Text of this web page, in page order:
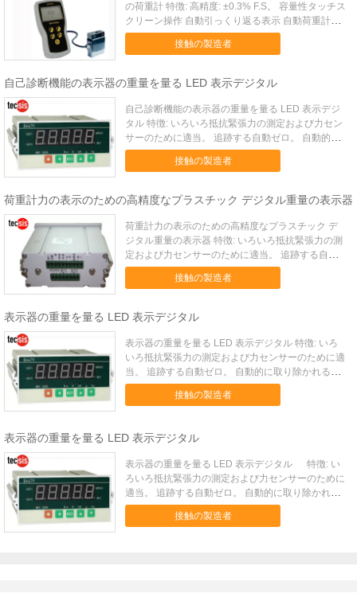
の荷重計 特徴: 高精度: ±0.3% F.S。 容量性タッチス
クリーン操作 自動引っくり返る表示 自動荷重計の
同一証明 単位のさまざまな圧力の価値は置くこと
ができます（N の kgf、lbf の ozf、gf） 積み過ぎの
接触の製造者
自己診断機能の表示器の重量を量る LED 表示デジタル
自己診断機能の表示器の重量を量る LED 表示デジ
タル 特徴: いろいろ抵抗緊張力の測定および力セン
サーのために適当。 追跡する自動ゼロ。 自動的に
取り除かれる接触ボタン。 50 回/秒の見本抽出およ
び制御率。 ピーク、谷の検出および表示機能。 自
接触の製造者
荷重計力の表示のための高精度なプラスチック デジタル重量の表示器
荷重計力の表示のための高精度なプラスチック デ
ジタル重量の表示器 特徴: いろいろ抵抗緊張力の測
定および力センサーのために適当。 追跡する自動
ゼロ。 自動的に取り除かれる接触ボタン。 50 回/
秒の見本抽出および制御率。 ピーク、谷の検出お
ーズ...
接触の製造者
表示器の重量を量る LED 表示デジタル
表示器の重量を量る LED 表示デジタル 特徴: いろ
いろ抵抗緊張力の測定および力センサーのために適
当。 追跡する自動ゼロ。 自動的に取り除かれる接
触ボタン。 50 回/秒の見本抽出および制御率。 ピ
ーク、谷の検出および表示機能。 自己診断機能。
接触の製造者
表示器の重量を量る LED 表示デジタル
表示器の重量を量る LED 表示デジタル 特徴: い
ろいろ抵抗緊張力の測定および力センサーのために
適当。 追跡する自動ゼロ。 自動的に取り除かれる
接触ボタン。 50 回/秒の見本抽出および制御率。
ピーク、谷の検出および表示機能。 自己診断機
接触の製造者